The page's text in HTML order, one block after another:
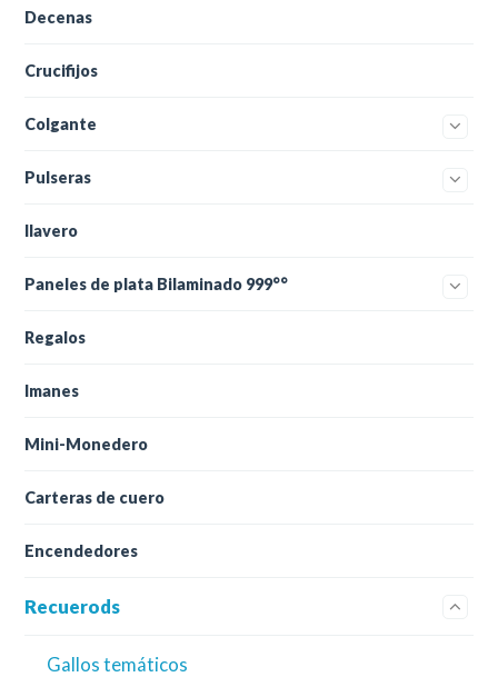
Decenas
Crucifijos
Colgante
Pulseras
llavero
Paneles de plata Bilaminado 999°°
Regalos
Imanes
Mini-Monedero
Carteras de cuero
Encendedores
Recuerods
Gallos temáticos